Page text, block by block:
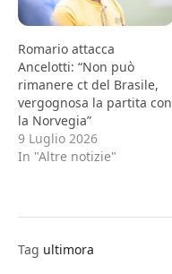
Romario attacca
Ancelotti: “Non può
rimanere ct del Brasile,
vergognosa la partita con
la Norvegia”
9 Luglio 2026
In "Altre notizie"
Tag ultimora